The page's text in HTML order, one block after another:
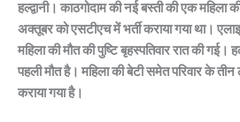
हल्द्वानी। काठगोदाम की नई बस्ती की एक महिला
अक्तूबर को एसटीएच में भर्ती कराया गया था।
महिला की मौत की पुष्टि बृहस्पतिवार रात की गई।
पहली मौत है। महिला की बेटी समेत परिवार के तीन
कराया गया है।